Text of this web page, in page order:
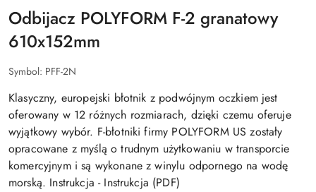
PRODUCENT
BOJEK
ODBIJACZY
MORSKICH
Odbijacz POLYFORM F-2 granatowy
610x152mm
Symbol: PFF-2N
Klasyczny, europejski błotnik z podwójnym oczkiem jest
oferowany w 12 różnych rozmiarach, dzięki czemu oferuje
wyjątkowy wybór. F-błotniki firmy POLYFORM US zostały
opracowane z myślą o trudnym użytkowaniu w transporcie
komercyjnym i są wykonane z winylu odpornego na wodę
morską. Instrukcja - Instrukcja (PDF)